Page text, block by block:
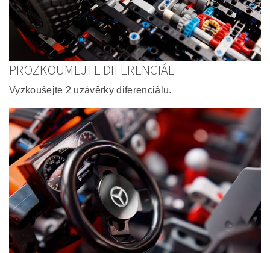
PROZKOUMEJTE DIFERENCIÁL
Vyzkoušejte 2 uzávěrky diferenciálu.